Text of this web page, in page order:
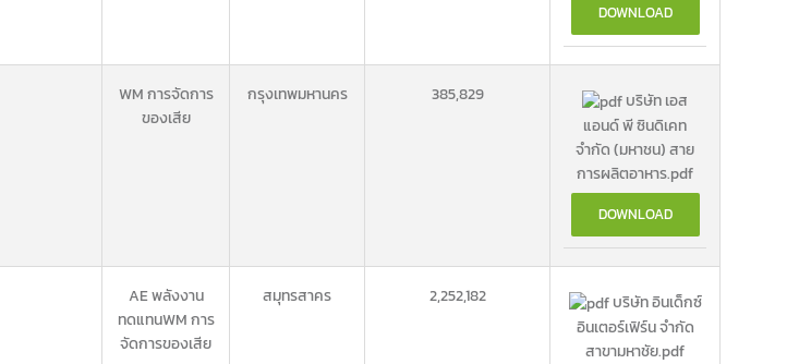
DOWNLOAD
WM การจัดการ
ของเสีย
กรุงเทพมหานคร 385,829
บริษัท เอส
แอนด์ พี ซินดิเคท
จำกัด (มหาชน) สาย
การผลิตอาหาร.pdf
DOWNLOAD
AE พลังงาน
ทดแทนWM การ
จัดการของเสีย
สมุทรสาคร 2,252,182
บริษัท อินเด็กซ์
อินเตอร์เฟิร์น จำกัด
สาขามหาชัย.pdf